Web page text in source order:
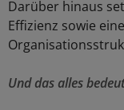
Darüber hinaus
Effizienz sowie
Und das alles